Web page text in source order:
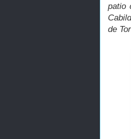
patio
de